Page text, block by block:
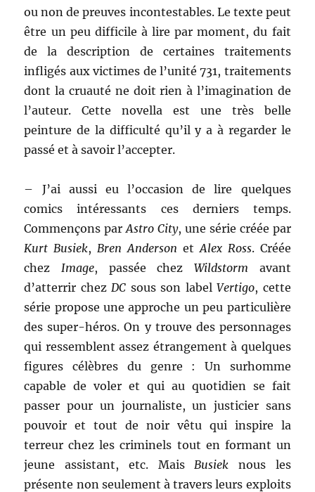
ou non de preuves incontestables. Le texte peut
être un peu difficile à lire par moment, du fait
de la description de certaines traitements
infligés aux victimes de l’unité 731, traitements
dont la cruauté ne doit rien à l’imagination de
l’auteur. Cette novella est une très belle
peinture de la difficulté qu’il y a à regarder le
passé et à savoir l’accepter.
– J’ai aussi eu l’occasion de lire quelques
comics intéressants ces derniers temps.
Commençons parAstro City, une série créée par
Kurt Busiek,Bren Anderson etAlex Ross. Créée
chezImage, passée chez Wildstorm avant
d’atterrir chezDC sous son labelVertigo, cette
série propose une approche un peu particulière
des super-héros. On y trouve des personnages
qui ressemblent assez étrangement à quelques
figures célèbres du genre : Un surhomme
capable de voler et qui au quotidien se fait
passer pour un journaliste, un justicier sans
pouvoir et tout de noir vêtu qui inspire la
terreur chez les criminels tout en formant un
jeune assistant, etc. MaisBusiek nous les
présente non seulement à travers leurs exploits